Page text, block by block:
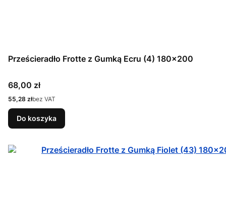
Prześcieradło Frotte z Gumką Ecru (4) 180x200
Cena
68,00 zł
Cena
55,28 złbez VAT
Do koszyka